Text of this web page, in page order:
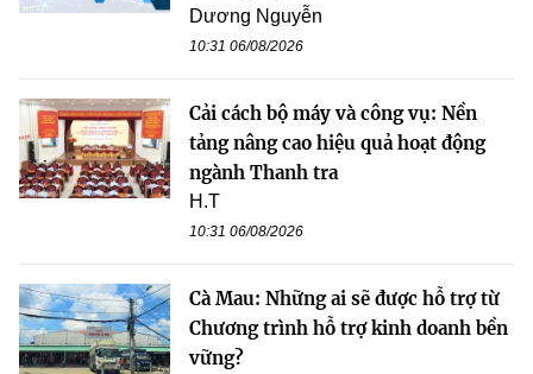
Dương Nguyễn
10:31 06/08/2026
Cải cách bộ máy và công vụ: Nền
tảng nâng cao hiệu quả hoạt động
ngành Thanh tra
H.T
10:31 06/08/2026
Cà Mau: Những ai sẽ được hỗ trợ từ
Chương trình hỗ trợ kinh doanh bền
vững?